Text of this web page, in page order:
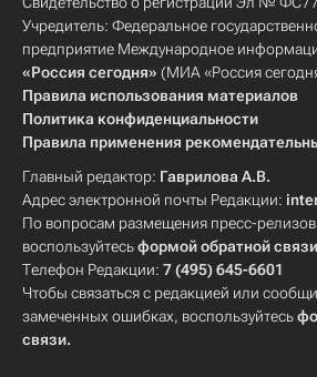
Учредитель: Федеральное
предприятие Международное
«Россия сегодня» (МИА «Россия
Правила использования материалов
Политика конфиденциальности
Правила применения
Главный редактор: Гаврилова А.В.
Адрес электронной почты Редакции:
По вопросам размещения пресс-
воспользуйтесьформой обратной связи
Телефон Редакции: 7 (495) 645-6601
Чтобы связаться с редакцией или
замеченных ошибках, воспользуйтесь
связи.